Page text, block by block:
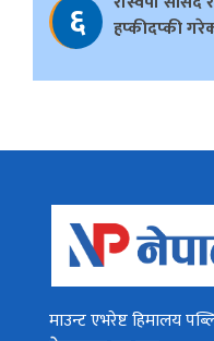
६
हप्कीदप्की
माउन्ट एभरेष्ट हिमालय